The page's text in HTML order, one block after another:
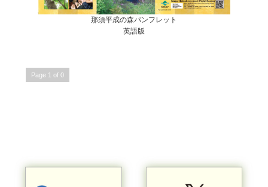
那須平成の森パンフレット
英語版
Page 1 of 0